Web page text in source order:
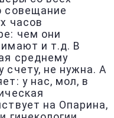
совещание
часов
чем они
и т.д. В
среднему
счету, не нужна. А
у нас, мол, в
на Опарина,